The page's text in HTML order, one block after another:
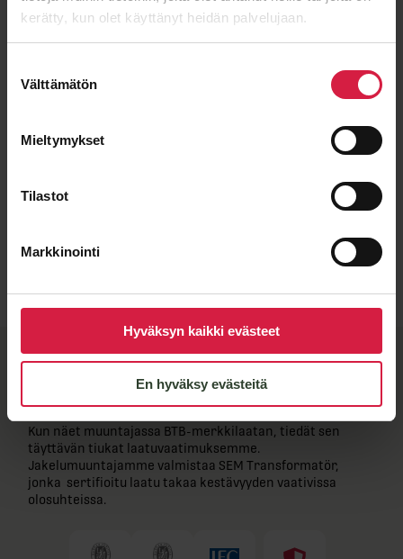
kerätty, kun olet käyttänyt heidän palvelujaan.
valinta
Välttämätön
Mieltymykset
Tilastot
Markkinointi
Hyväksyn kaikki evästeet
En hyväksy evästeitä
BTB-​laatu ja joustavat
valmistuskumppanit
Kun näet muuntajassa BTB-​merkkilaatan, tiedät sen
täyttävän tiukat laatuvaatimuksemme.
Jakelumuuntajamme valmistaa SEM Transformatör,
jonka sertifioitu laatu takaa kestävyyden vaativissa
olosuhteissa.